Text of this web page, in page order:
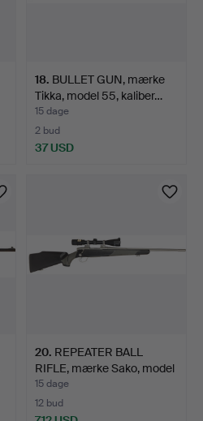
18. BULLET GUN, mærke
Tikka, model 55, kaliber…
15 dage
2 bud
37 USD
20. REPEATER BALL
RIFLE, mærke Sako, model
75 …
15 dage
12 bud